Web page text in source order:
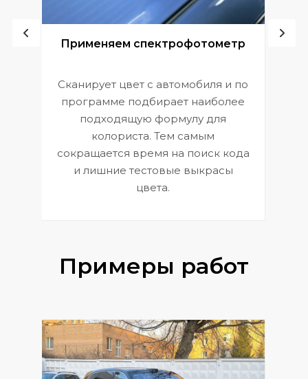
Применяем спектрофотометр
Сканирует цвет с автомобиля и по
программе подбирает наиболее
подходящую формулу для
колориста. Тем самым
сокращается время на поиск кода
и лишние тестовые выкрасы
цвета.
Примеры работ